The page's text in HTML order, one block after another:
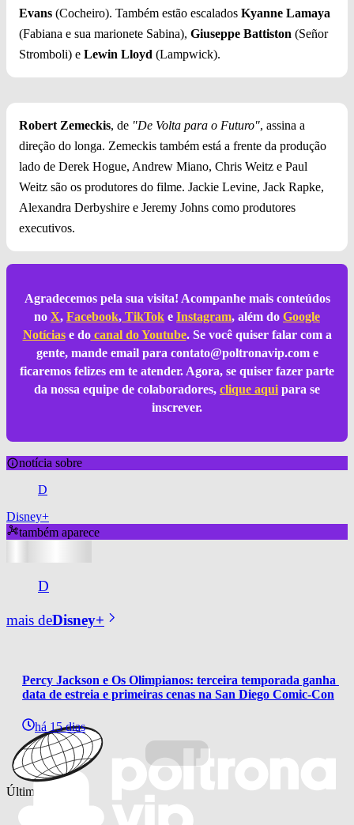
Evans (Cocheiro). Também estão escalados Kyanne Lamaya
(Fabiana e sua marionete Sabina), Giuseppe Battiston (Señor
Stromboli) e Lewin Lloyd (Lampwick).
Robert Zemeckis, de "De Volta para o Futuro", assina a
direção do longa. Zemeckis também está a frente da produção
lado de Derek Hogue, Andrew Miano, Chris Weitz e Paul
Weitz são os produtores do filme. Jackie Levine, Jack Rapke,
Alexandra Derbyshire e Jeremy Johns como produtores
executivos.
Agradecemos pela sua visita! Acompanhe mais conteúdos
no X, Facebook, TikTok e Instagram, além do Google
Notíciase docanal do Youtube. Se você quiser falar com a
gente, mande email para contato@poltronavip.come
ficaremos felizes em te atender. Agora, se quiser fazer parte
da nossa equipe de colaboradores, clique aqui para se
inscrever.
notícia sobre
D
Disney+
também aparece
D
mais deDisney+
Percy Jackson e Os Olimpianos: terceira temporada ganha
data de estreia e primeiras cenas na San Diego Comic-Con
há 15 dias
Últimas notícias